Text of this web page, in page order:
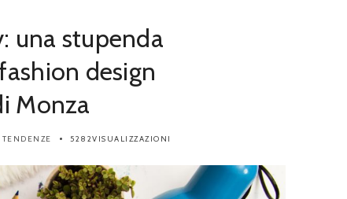
una stupenda
design
Monza
TENDENZE 5282VISUALIZZAZIONI